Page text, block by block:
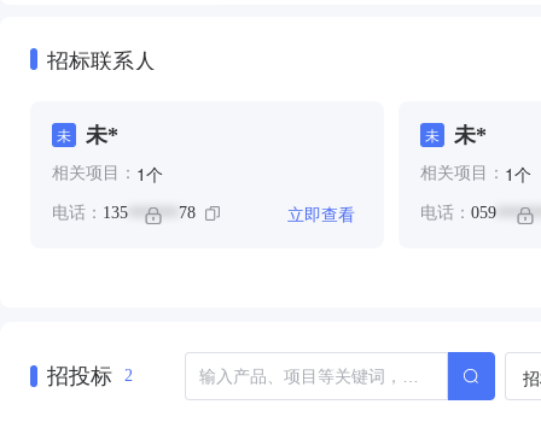
招标联系人
未 未*
相关项目： 1个
电话： 135 ****** 78 立即查看
未 未*
相关项目： 1个
电话： 059
招投标 2